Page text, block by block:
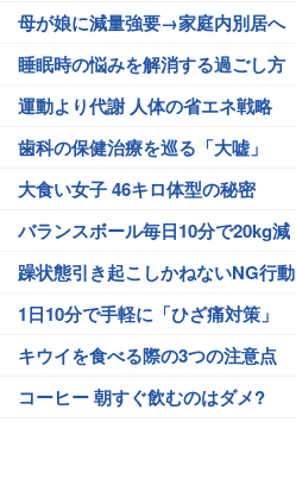
母が娘に減量強要→家庭内別居へ
睡眠時の悩みを解消する過ごし方
運動より代謝 人体の省エネ戦略
歯科の保健治療を巡る「大嘘」
大食い女子 46キロ体型の秘密
バランスボール毎日10分で20kg減
躁状態引き起こしかねないNG行動
1日10分で手軽に「ひざ痛対策」
キウイを食べる際の3つの注意点
コーヒー 朝すぐ飲むのはダメ?